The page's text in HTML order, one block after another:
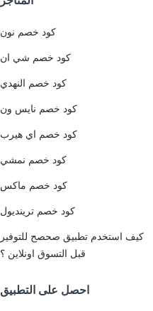
كود خصم نون
كود خصم شي ان
كود خصم النهدي
كود خصم نايس ون
كود خصم اي هيرب
كود خصم نمشي
كود خصم ماكس
كود خصم ترينديول
كيف استخدم تطبيق صحصح للتوفير
قبل التسوق اونلاين ؟
احصل على التطبيق